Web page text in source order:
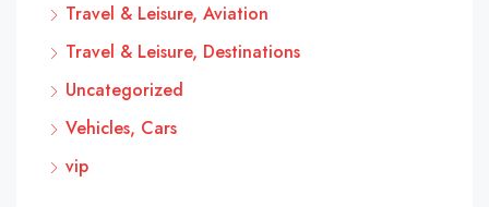
Travel & Leisure, Aviation
Travel & Leisure, Destinations
Uncategorized
Vehicles, Cars
vip